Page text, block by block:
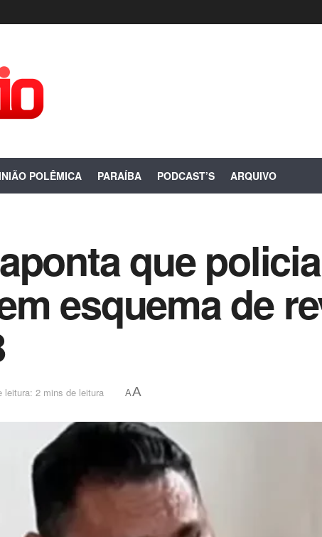
POLÊMICA PARAÍBA PODCAST’S ARQUIVO
que
esquema de
leitura: 2 mins de leitura AA